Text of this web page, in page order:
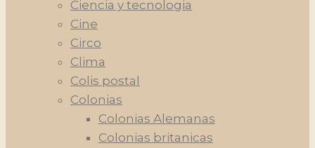
Ciencia y tecnologia
Cine
Circo
Clima
Colis postal
Colonias
Colonias Alemanas
Colonias britanicas